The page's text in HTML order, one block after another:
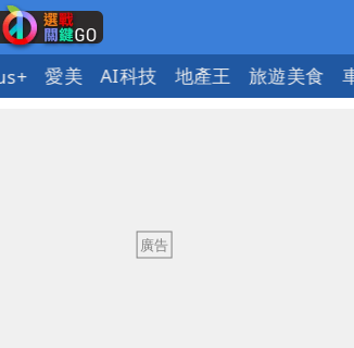
愛美 AI科技 地產王 旅遊美食